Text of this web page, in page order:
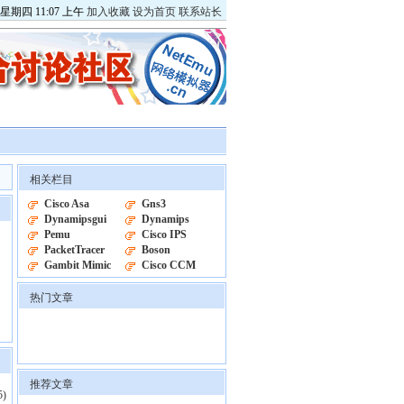
星期四 11:07 上午 加入收藏 设为首页 联系站长
相关栏目
Cisco Asa
Gns3
Dynamipsgui
Dynamips
Pemu
Cisco IPS
PacketTracer
Boson
Gambit Mimic
Cisco CCM
热门文章
推荐文章